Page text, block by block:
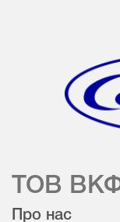
ТОВ
Про нас